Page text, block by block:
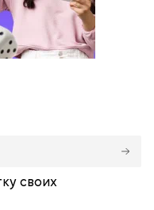
своих